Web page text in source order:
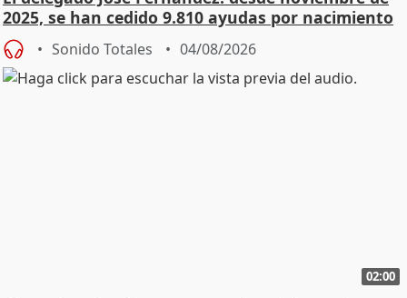
2025, se han cedido 9.810 ayudas por nacimiento
Sonido Totales 04/08/2026
02:00